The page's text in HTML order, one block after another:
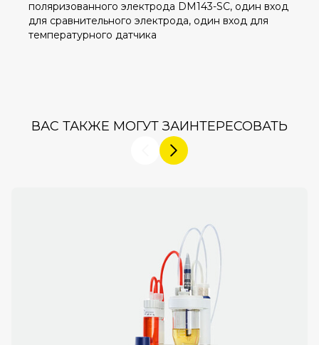
поляризованного электрода DM143-SC, один вход
для сравнительного электрода, один вход для
температурного датчика
ВАС ТАКЖЕ МОГУТ ЗАИНТЕРЕСОВАТЬ